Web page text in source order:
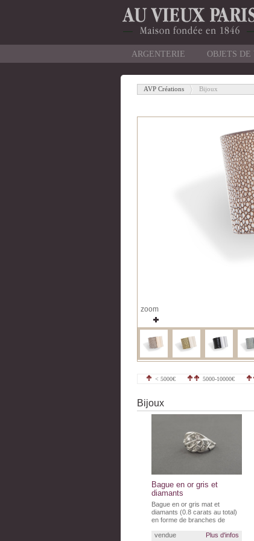
ARGENTERIE OBJETS DE
AVP Créations
Bijoux
zoom
< 5000€ 5000-10000€
Bijoux
Bague en or gris et
diamants
Bague en or gris mat et
diamants (0.8 carats au total)
en forme de branches de
vendue
Plus d'infos